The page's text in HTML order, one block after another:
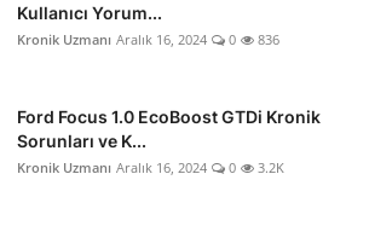
Kullanıcı Yorum...
Kronik Uzmanı Aralık 16, 2024 0 836
Ford Focus 1.0 EcoBoost GTDi Kronik
Sorunları ve K...
Kronik Uzmanı Aralık 16, 2024 0 3.2K